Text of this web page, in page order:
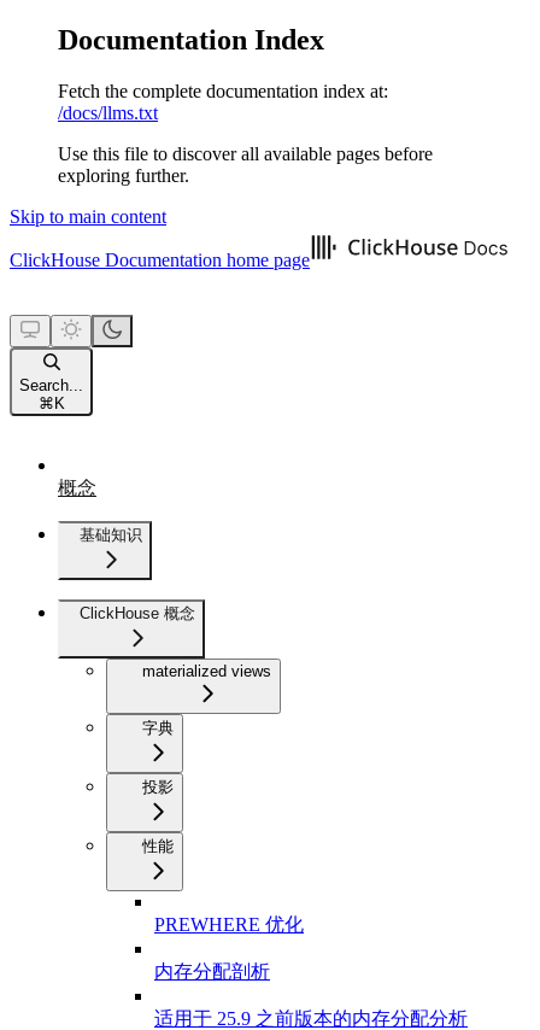
Documentation Index
Fetch the complete documentation index at:
/docs/llms.txt
Use this file to discover all available pages before
exploring further.
Skip to main content
ClickHouse Documentation home page
Search...
⌘ K
概念
基础知识
ClickHouse 概念
materialized views
字典
投影
性能
PREWHERE 优化
内存分配剖析
适用于 25.9 之前版本的内存分配分析